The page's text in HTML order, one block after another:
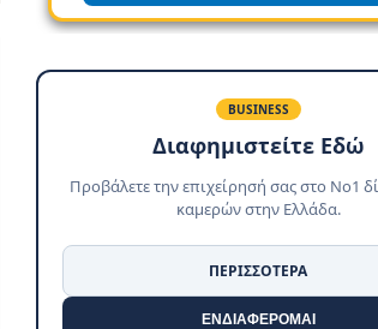
BUSINESS
Διαφημιστείτε Εδώ
Προβάλετε την επιχείρησή σας στο No1
καμερών στην Ελλάδα.
ΠΕΡΙΣΣΟΤΕΡΑ
ΕΝΔΙΑΦΕΡΟΜΑΙ